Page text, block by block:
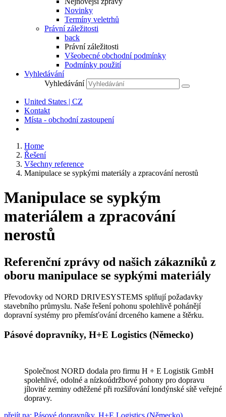
Novinky
Termíny veletrhů
Právní záležitosti
back
Právní záležitosti
Všeobecné obchodní podmínky
Podmínky použití
Vyhledávání
Vyhledávání
United States | CZ
Kontakt
Místa - obchodní zastoupení
Home
Řešení
Všechny reference
Manipulace se sypkými materiály a zpracování nerostů
Manipulace se sypkým
materiálem a zpracování
nerostů
Referenční zprávy od našich zákazníků z
oboru manipulace se sypkými materiály
Převodovky od NORD DRIVESYSTEMS splňují požadavky
stavebního průmyslu. Naše řešení pohonu spolehlivě pohánějí
dopravní systémy pro přemísťování drceného kamene a štěrku.
Pásové dopravníky, H+E Logistics (Německo)
Společnost NORD dodala pro firmu H + E Logistik GmbH
spolehlivé, odolné a nízkoúdržbové pohony pro dopravu
jílovité zeminy odtěžené při rozšiřování londýnské sítě veřejné
dopravy.